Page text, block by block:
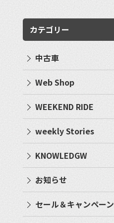
カテゴリー
中古車
Web Shop
WEEKEND RIDE
weekly Stories
KNOWLEDGW
お知らせ
セール＆キャンペーン